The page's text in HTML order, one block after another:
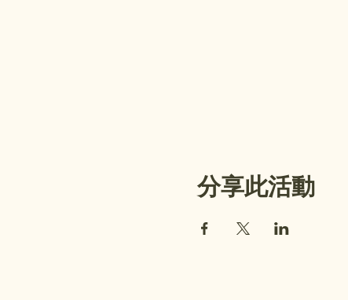
分享此活動